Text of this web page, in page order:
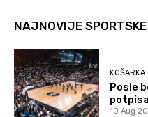
NAJNOVIJE
KOŠARKA
Posle
10 Aug